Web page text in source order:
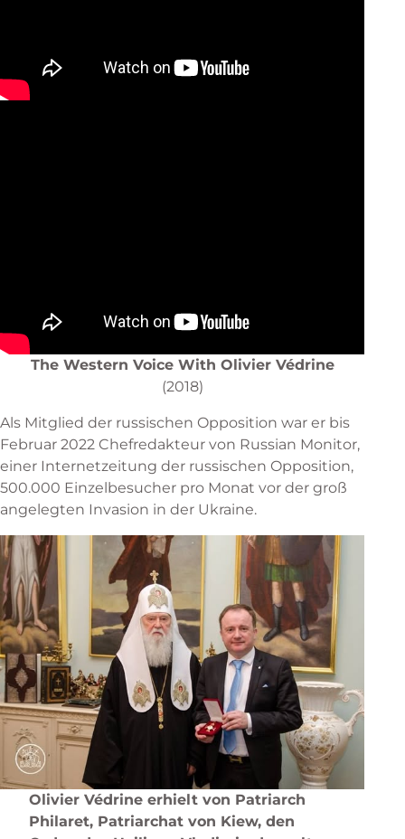
The Western Voice With Olivier Védrine
(2018)
Als Mitglied der russischen Opposition war er bis
Februar 2022 Chefredakteur von Russian Monitor,
einer Internetzeitung der russischen Opposition,
500.000 Einzelbesucher pro Monat vor der groß
angelegten Invasion in der Ukraine.
Olivier Védrine erhielt von Patriarch
Philaret, Patriarchat von Kiew, den